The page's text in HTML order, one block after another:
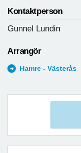
Kontaktperson
Gunnel Lundin
Arrangör
Hamre - Västerås